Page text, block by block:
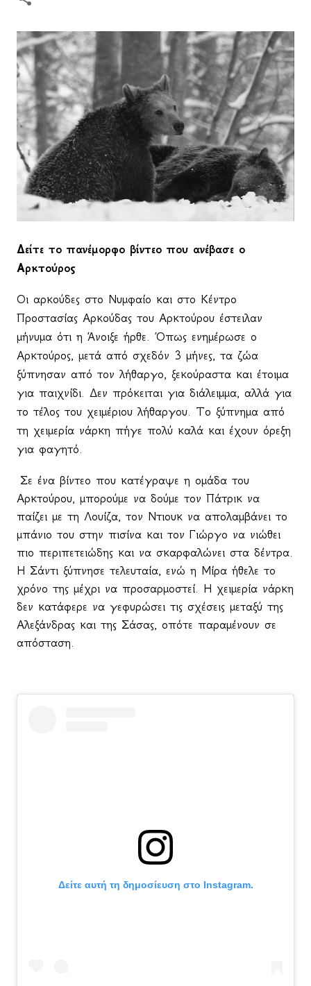
Δείτε το πανέμορφο βίντεο που ανέβασε ο
Αρκτούρος
Οι αρκούδες στο Νυμφαίο και στο Κέντρο
Προστασίας Αρκούδας του Αρκτούρου έστειλαν
μήνυμα ότι η Άνοιξε ήρθε. Όπως ενημέρωσε ο
Αρκτούρος, μετά από σχεδόν 3 μήνες, τα ζώα
ξύπνησαν από τον λήθαργο, ξεκούραστα και έτοιμα
για παιχνίδι. Δεν πρόκειται για διάλειμμα, αλλά για
το τέλος του χειμέριου λήθαργου. Το ξύπνημα από
τη χειμερία νάρκη πήγε πολύ καλά και έχουν όρεξη
για φαγητό.
Σε ένα βίντεο που κατέγραψε η ομάδα του
Αρκτούρου, μπορούμε να δούμε τον Πάτρικ να
παίζει με τη Λουίζα, τον Ντιουκ να απολαμβάνει το
μπάνιο του στην πισίνα και τον Γιώργο να νιώθει
πιο περιπετειώδης και να σκαρφαλώνει στα δέντρα.
Η Σάντι ξύπνησε τελευταία, ενώ η Μίρα ήθελε το
χρόνο της μέχρι να προσαρμοστεί. Η χειμερία νάρκη
δεν κατάφερε να γεφυρώσει τις σχέσεις μεταξύ της
Αλεξάνδρας και της Σάσας, οπότε παραμένουν σε
απόσταση.
Δείτε αυτή τη δημοσίευση στο Instagram.